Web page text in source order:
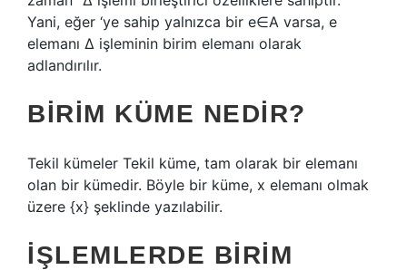
Yani, eğer ‘ye sahip yalnızca bir e∈A varsa, e
elemanı Δ işleminin birim elemanı olarak
adlandırılır.
BIRIM KÜME NEDIR?
Tekil kümeler Tekil küme, tam olarak bir elemanı
olan bir kümedir. Böyle bir küme, x elemanı olmak
üzere {x} şeklinde yazılabilir.
İŞLEMLERDE BIRIM